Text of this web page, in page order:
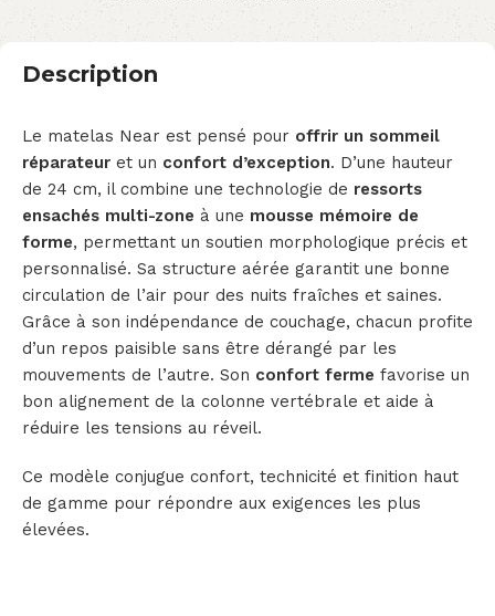
Description
Le matelas Near est pensé pour offrir un sommeil
réparateur et un confort d’exception. D’une hauteur
de 24 cm, il combine une technologie de ressorts
ensachés multi-zone à une mousse mémoire de
forme, permettant un soutien morphologique précis et
personnalisé. Sa structure aérée garantit une bonne
circulation de l’air pour des nuits fraîches et saines.
Grâce à son indépendance de couchage, chacun profite
d’un repos paisible sans être dérangé par les
mouvements de l’autre. Son confort ferme favorise un
bon alignement de la colonne vertébrale et aide à
réduire les tensions au réveil.
Ce modèle conjugue confort, technicité et finition haut
de gamme pour répondre aux exigences les plus
élevées.